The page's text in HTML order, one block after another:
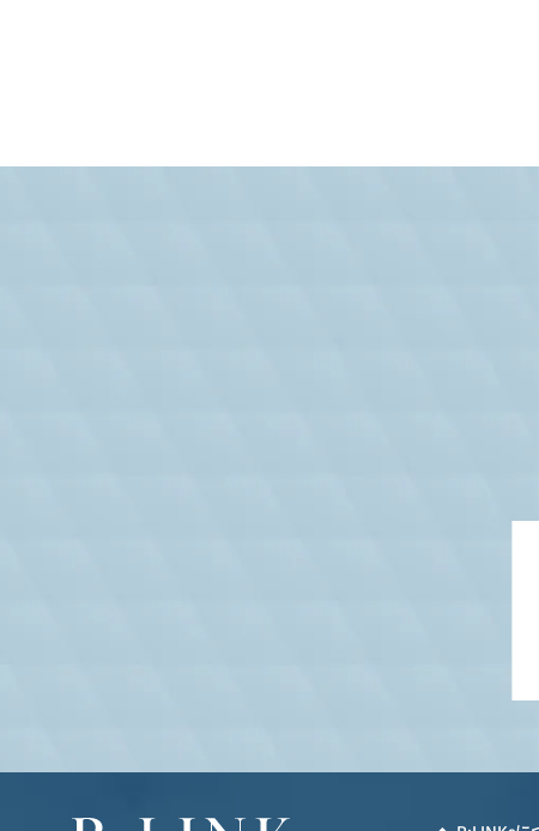
用されます。ユーザーはブラウ
当サイトは、必要に応じてプ